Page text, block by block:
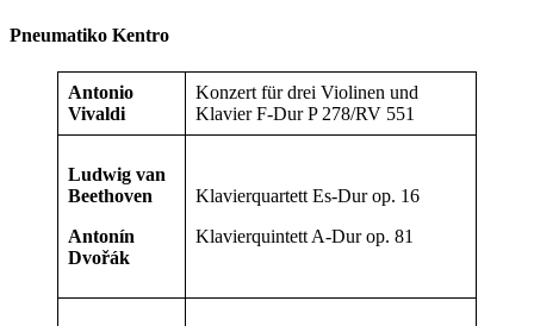
Pneumatiko Kentro
Antonio
Vivaldi
Konzert für drei Violinen und
Klavier F-Dur P 278/RV 551
Ludwig van
Beethoven
Antonín
Dvořák
Klavierquartett Es-Dur op. 16
Klavierquintett A-Dur op. 81